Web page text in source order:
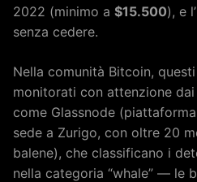
2022 (minimo a $15.500), e
senza cedere.
Nella comunità Bitcoin,
monitorati con attenzione
come Glassnode
sede a Zurigo, con oltre 20
balene), che classificano i
nella categoria “whale” — le